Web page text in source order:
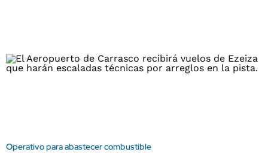
Operativo para abastecer combustible